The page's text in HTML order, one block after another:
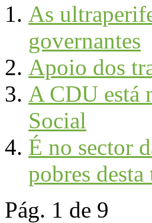
As
governantes
Apoio dos
A CDU está
Social
É no sector
pobres desta
Pág. 1 de 9